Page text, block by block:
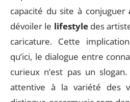
capacité du site à conjuguer
dévoiler le lifestyledes
caricature. Cette
qu’ici, le dialogue entre
curieux n’est pas un slogan.
attentive à la variété des